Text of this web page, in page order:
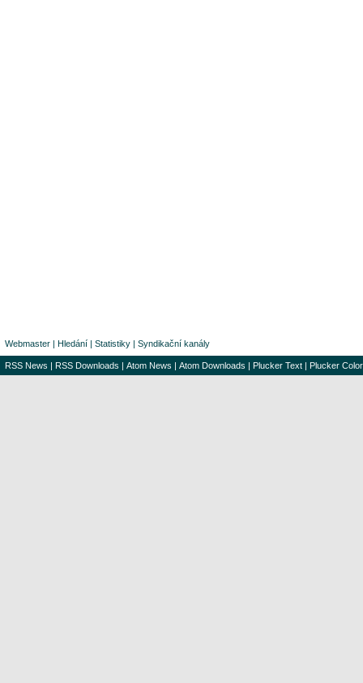
Webmaster | Hledání | Statistiky | Syndikační kanály
RSS News | RSS Downloads | Atom News | Atom Downloads | Plucker Text | Plucker Color